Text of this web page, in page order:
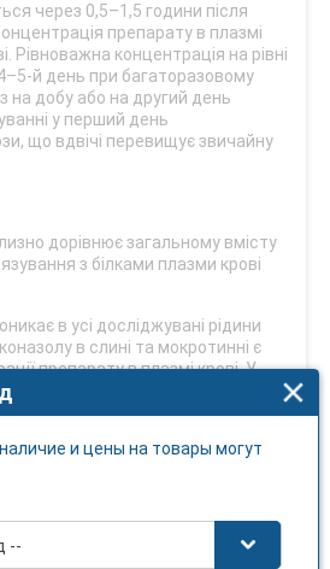
через 0,5–1,5 години після
препарату в плазмі
Рівноважна концентрація на рівні
й день при багаторазовому
на добу або на другий день
у перший день
що вдвічі перевищує звичайну
дорівнює загальному вмісту
з білками плазми крові
в усі досліджувані рідини
в слині та мокротинні є
препарату в плазмі крові. У
менінгіт, рівень
рідині досягає 80 %
в шкірі, що
досягаються в роговому шарі,
Флуконазол накопичується в
и цены на товары могут
--